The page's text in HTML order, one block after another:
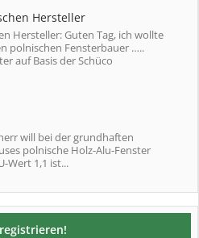
Hersteller
Hersteller: Guten Tag, ich wollte
polnischen Fensterbauer …..
auf Basis der Schüco
will bei der grundhaften
polnische Holz-Alu-Fenster
Wert 1,1 ist...